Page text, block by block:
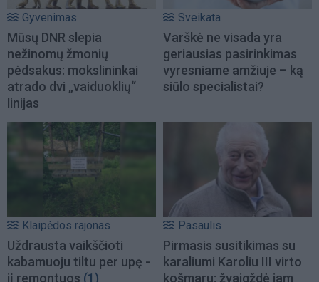
Gyvenimas
Mūsų DNR slepia
nežinomų žmonių
pėdsakus: mokslininkai
atrado dvi „vaiduoklių“
linijas
Sveikata
Varškė ne visada yra
geriausias pasirinkimas
vyresniame amžiuje – ką
siūlo specialistai?
Klaipėdos rajonas
Uždrausta vaikščioti
kabamuoju tiltu per upę -
jį remontuos (1)
Pasaulis
Pirmasis susitikimas su
karaliumi Karoliu III virto
košmaru: žvaigždė jam